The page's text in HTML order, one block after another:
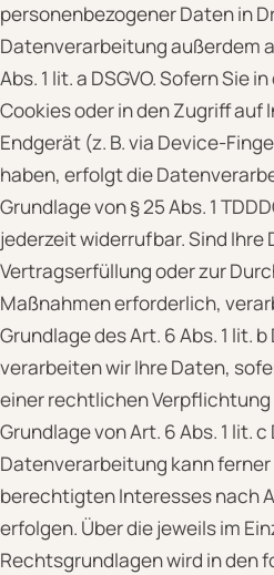
personenbezogener Daten in
Datenverarbeitung außerdem
Abs. 1 lit. a DSGVO. Sofern Sie
Cookies oder in den Zugriff auf
Endgerät (z. B. via Device-
haben, erfolgt die
Grundlage von § 25 Abs. 1
jederzeit widerrufbar. Sind Ihre
Vertragserfüllung oder zur
Maßnahmen erforderlich,
Grundlage des Art. 6 Abs. 1 lit. b
verarbeiten wir Ihre Daten,
einer rechtlichen
Grundlage von Art. 6 Abs. 1 lit. c
Datenverarbeitung kann
berechtigten Interesses nach
erfolgen. Über die jeweils im
Rechtsgrundlagen wird in den